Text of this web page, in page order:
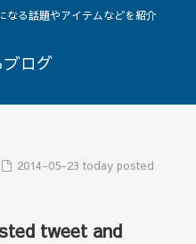
なる話題やアイテムなどを紹介
ブログ
2014-05-23 today posted
tweet and